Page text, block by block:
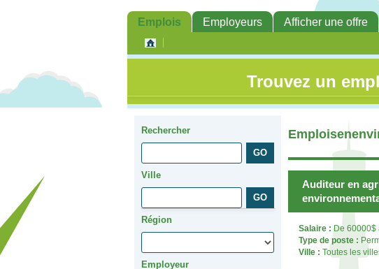
Emplois Employeurs Afficher une offre
Trouvez un
Rechercher
Ville
Région
Employeur
Auditeur en
Salaire : De 60000$
Type de poste :
Ville : Toutes les